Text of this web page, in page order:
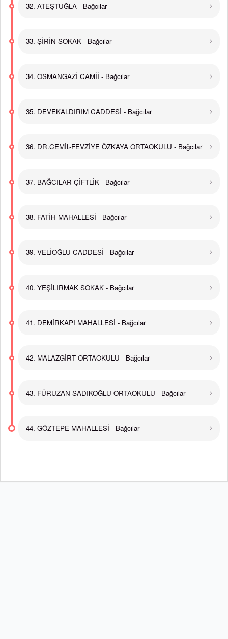
32. ATEŞTUĞLA - Bağcılar
33. ŞİRİN SOKAK - Bağcılar
34. OSMANGAZİ CAMİİ - Bağcılar
35. DEVEKALDIRIM CADDESİ - Bağcılar
36. DR.CEMİL-FEVZİYE ÖZKAYA ORTAOKULU - Bağcılar
37. BAĞCILAR ÇİFTLİK - Bağcılar
38. FATİH MAHALLESİ - Bağcılar
39. VELİOĞLU CADDESİ - Bağcılar
40. YEŞİLIRMAK SOKAK - Bağcılar
41. DEMİRKAPI MAHALLESİ - Bağcılar
42. MALAZGİRT ORTAOKULU - Bağcılar
43. FÜRUZAN SADIKOĞLU ORTAOKULU - Bağcılar
44. GÖZTEPE MAHALLESİ - Bağcılar